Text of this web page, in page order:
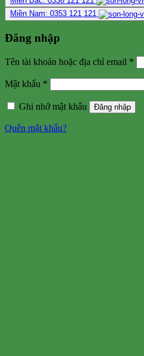
Miền Nam: 0353 121 121
Đăng nhập
Tên tài khoản hoặc địa chỉ email *
Mật khẩu *
Ghi nhớ mật khẩu Đăng nhập
Quên mật khẩu?